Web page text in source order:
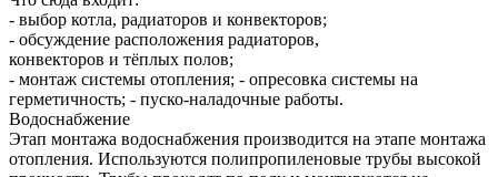
- выбор котла, радиаторов и конвекторов;
- обсуждение расположения радиаторов,
конвекторов и тёплых полов;
- монтаж системы отопления; - опресовка системы на
герметичность; - пуско-наладочные работы.
Водоснабжение
Этап монтажа водоснабжения производится на этапе монтажа
отопления. Используются полипропиленовые трубы высокой